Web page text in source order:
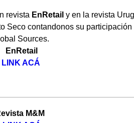
revista EnRetail y en la revista
Seco contandonos su participación
Sources.
EnRetail
LINK ACÁ
M&M